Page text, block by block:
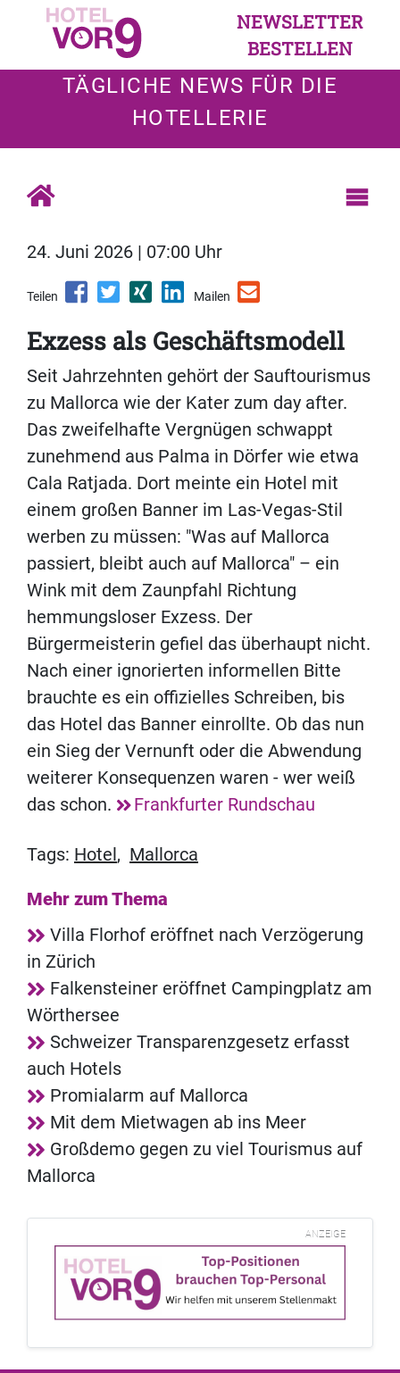
NEWSLETTER
BESTELLEN
TÄGLICHE NEWS FÜR DIE
HOTELLERIE
24. Juni 2026 | 07:00 Uhr
Teilen Mailen
Exzess als Geschäftsmodell
Seit Jahrzehnten gehört der Sauftourismus
zu Mallorca wie der Kater zum day after.
Das zweifelhafte Vergnügen schwappt
zunehmend aus Palma in Dörfer wie etwa
Cala Ratjada. Dort meinte ein Hotel mit
einem großen Banner im Las-Vegas-Stil
werben zu müssen: "Was auf Mallorca
passiert, bleibt auch auf Mallorca" – ein
Wink mit dem Zaunpfahl Richtung
hemmungsloser Exzess. Der
Bürgermeisterin gefiel das überhaupt nicht.
Nach einer ignorierten informellen Bitte
brauchte es ein offizielles Schreiben, bis
das Hotel das Banner einrollte. Ob das nun
ein Sieg der Vernunft oder die Abwendung
weiterer Konsequenzen waren - wer weiß
das schon.
Frankfurter Rundschau
Tags: Hotel , Mallorca
Mehr zum Thema
Villa Florhof eröffnet nach Verzögerung
in Zürich
Falkensteiner eröffnet Campingplatz am
Wörthersee
Schweizer Transparenzgesetz erfasst
auch Hotels
Promialarm auf Mallorca
Mit dem Mietwagen ab ins Meer
Großdemo gegen zu viel Tourismus auf
Mallorca
ANZEIGE